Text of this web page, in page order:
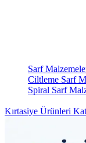
Sarf
Ciltleme Sarf
Spiral Sarf
Kırtasiye Ürünleri